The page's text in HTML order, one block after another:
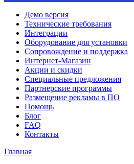
Демо версия
Технические требования
Интеграции
Оборудование для установки
Сопровождение и поддержка
Интернет-Магазин
Акции и скидки
Специальные предложения
Партнерские программы
Размещение рекламы в ПО
Помощь
Блог
FAQ
Контакты
Главная